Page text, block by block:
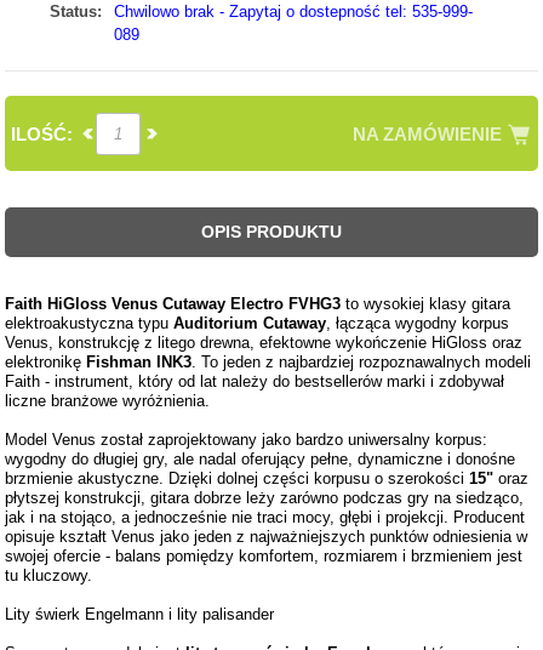
Status:
Chwilowo brak - Zapytaj o dostepność tel: 535-999-
089
NA ZAMÓWIENIE
ILOŚĆ:
OPIS PRODUKTU
Faith HiGloss Venus Cutaway Electro FVHG3 to wysokiej klasy gitara
elektroakustyczna typu Auditorium Cutaway , łącząca wygodny korpus
Venus, konstrukcję z litego drewna, efektowne wykończenie HiGloss oraz
elektronikę Fishman INK3 . To jeden z najbardziej rozpoznawalnych modeli
Faith - instrument, który od lat należy do bestsellerów marki i zdobywał
liczne branżowe wyróżnienia.
Model Venus został zaprojektowany jako bardzo uniwersalny korpus:
wygodny do długiej gry, ale nadal oferujący pełne, dynamiczne i donośne
brzmienie akustyczne. Dzięki dolnej części korpusu o szerokości 15" oraz
płytszej konstrukcji, gitara dobrze leży zarówno podczas gry na siedząco,
jak i na stojąco, a jednocześnie nie traci mocy, głębi i projekcji. Producent
opisuje kształt Venus jako jeden z najważniejszych punktów odniesienia w
swojej ofercie - balans pomiędzy komfortem, rozmiarem i brzmieniem jest
tu kluczowy.
Lity świerk Engelmann i lity palisander